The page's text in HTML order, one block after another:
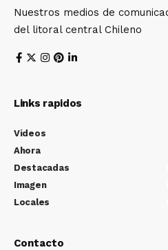
Nuestros medios de
del litoral central Chileno
Links rapidos
Videos
Ahora
Destacadas
Imagen
Locales
Contacto